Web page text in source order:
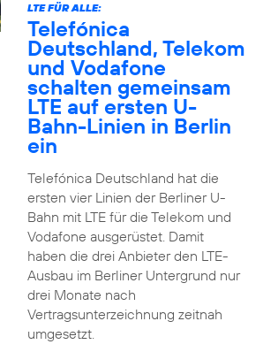
LTE FÜR ALLE:
Telefónica
Deutschland, Telekom
und Vodafone
schalten gemeinsam
LTE auf ersten U-
Bahn-Linien in Berlin
ein
Telefónica Deutschland hat die
ersten vier Linien der Berliner U-
Bahn mit LTE für die Telekom und
Vodafone ausgerüstet. Damit
haben die drei Anbieter den LTE-
Ausbau im Berliner Untergrund nur
drei Monate nach
Vertragsunterzeichnung zeitnah
umgesetzt.